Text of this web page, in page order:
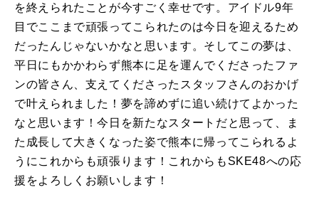
を終えられたことが今すごく幸せです。アイドル9年
目でここまで頑張ってこられたのは今日を迎えるため
だったんじゃないかなと思います。そしてこの夢は、
平日にもかかわらず熊本に足を運んでくださったファ
ンの皆さん、支えてくださったスタッフさんのおかげ
で叶えられました！夢を諦めずに追い続けてよかった
なと思います！今日を新たなスタートだと思って、ま
た成長して大きくなった姿で熊本に帰ってこられるよ
うにこれからも頑張ります！これからもSKE48への応
援をよろしくお願いします！